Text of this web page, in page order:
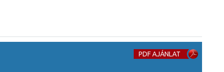
PDF AJÁNLAT